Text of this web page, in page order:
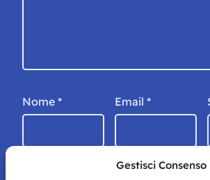
Gestisci Consenso
Nome * Email *